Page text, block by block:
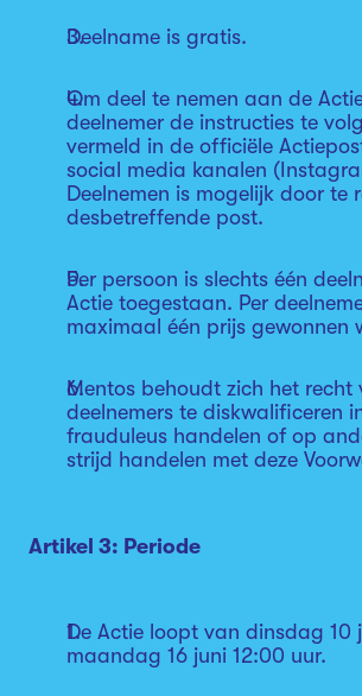
Deelname is gratis.
Om deel te nemen aan de
deelnemer de instructies te
vermeld in de officiële
social media kanalen
Deelnemen is mogelijk door te
desbetreffende post.
Per persoon is slechts één
Actie toegestaan. Per
maximaal één prijs gewonnen
Mentos behoudt zich het recht
deelnemers te diskwalificeren
frauduleus handelen of op
strijd handelen met deze
Artikel 3: Periode
De Actie loopt van dinsdag 10
maandag 16 juni 12:00 uur.